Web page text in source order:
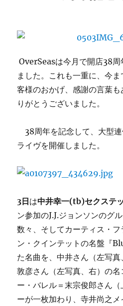
OverSeasは今月で開店38
ました。これも一重に、今
客様のおかげ、感謝の言葉
りがとうございました。
38周年を記念して、大型
ライヴを開催しました。
3日は中井幸一(tb)セクステ
ン参加のJ.J.ジョンソンのグ
数々、そしてカーティス・
ン・クインテットの名盤『
た名曲を、中井さん（左写
敦彦さん（左写真、右）の
ー・バレル＝末宗俊郎さん
ーが一枚加わり、寺井尚之